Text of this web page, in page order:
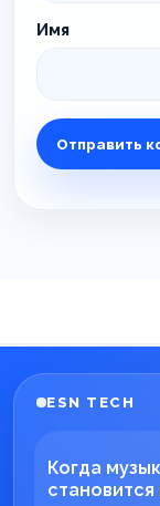
Имя
ESN TECH
Когда